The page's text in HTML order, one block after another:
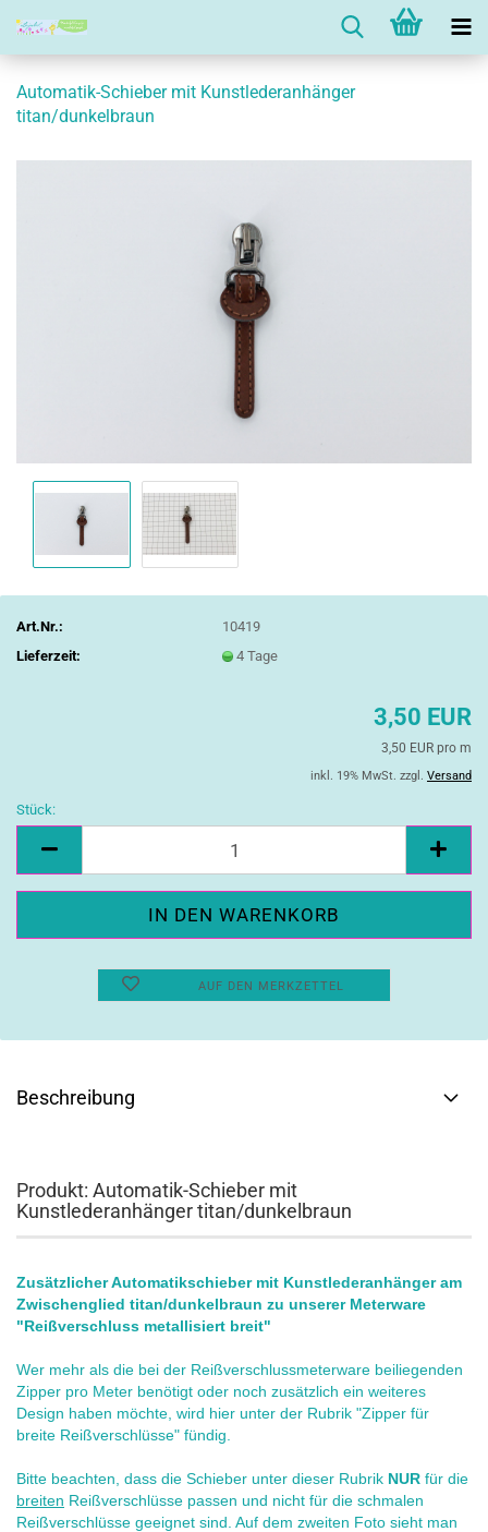
Automatik-Schieber mit Kunstlederanhänger
titan/dunkelbraun
Art.Nr.:
10419
Lieferzeit:
4 Tage
3,50 EUR
3,50 EUR pro m
inkl. 19% MwSt. zzgl. Versand
Stück:
AUF DEN MERKZETTEL
Beschreibung
Produkt: Automatik-Schieber mit
Kunstlederanhänger titan/dunkelbraun
Zusätzlicher Automatikschieber mit Kunstlederanhänger am
Zwischenglied titan/dunkelbraun zu unserer Meterware
"Reißverschluss metallisiert breit"
Wer mehr als die bei der Reißverschlussmeterware beiliegenden
Zipper pro Meter benötigt oder noch zusätzlich ein weiteres
Design haben möchte, wird hier unter der Rubrik "Zipper für
breite Reißverschlüsse" fündig.
Bitte beachten, dass die Schieber unter dieser Rubrik NUR für die
breiten Reißverschlüsse passen und nicht für die schmalen
Reißverschlüsse geeignet sind. Auf dem zweiten Foto sieht man